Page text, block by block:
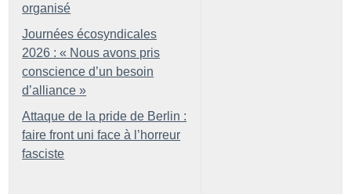
organisé
Journées écosyndicales
2026 : « Nous avons pris
conscience d’un besoin
d’alliance »
Attaque de la pride de Berlin :
faire front uni face à l’horreur
fasciste